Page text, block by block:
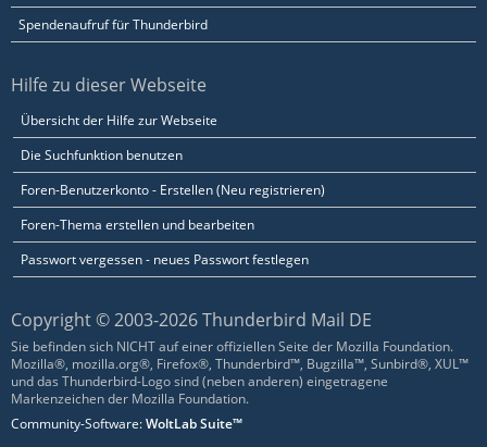
Spendenaufruf für Thunderbird
Hilfe zu dieser Webseite
Übersicht der Hilfe zur Webseite
Die Suchfunktion benutzen
Foren-Benutzerkonto - Erstellen (Neu registrieren)
Foren-Thema erstellen und bearbeiten
Passwort vergessen - neues Passwort festlegen
Copyright © 2003-2026 Thunderbird Mail DE
Sie befinden sich NICHT auf einer offiziellen Seite der Mozilla Foundation.
Mozilla®, mozilla.org®, Firefox®, Thunderbird™, Bugzilla™, Sunbird®, XUL™
und das Thunderbird-Logo sind (neben anderen) eingetragene
Markenzeichen der Mozilla Foundation.
Community-Software:WoltLab Suite™